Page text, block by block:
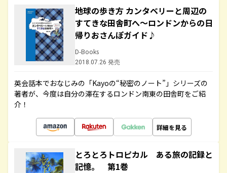
地球の歩き方 カンタベリーと周辺の
すてきな田舎町へ～ロンドンからの日
帰りおさんぽガイド♪
D-Books
2018.07.26 発売
英会話本でおなじみの「Kayoの“秘密のノート”」シリーズの
著者が、今度は自分の滞在するロンドン南東の田舎町をご紹
介！
詳細を見る
とろとろトロピカル ある旅の記録と
記憶。 第1巻